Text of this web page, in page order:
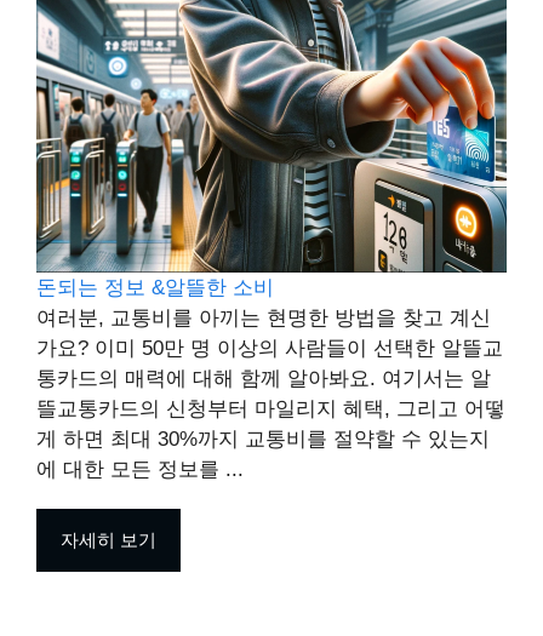
돈되는 정보 &알뜰한 소비
여러분, 교통비를 아끼는 현명한 방법을 찾고 계신
가요? 이미 50만 명 이상의 사람들이 선택한 알뜰교
통카드의 매력에 대해 함께 알아봐요. 여기서는 알
뜰교통카드의 신청부터 마일리지 혜택, 그리고 어떻
게 하면 최대 30%까지 교통비를 절약할 수 있는지
에 대한 모든 정보를 ...
자세히 보기